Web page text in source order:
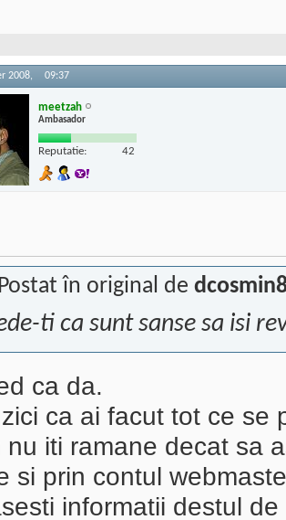
2008, 09:37
meetzah
Ambasador
Reputatie: 42
în original de
ti ca sunt sanse sa isi
ca da.
ca ai facut tot ce se
nu iti ramane decat sa
si prin contul
informatii destul